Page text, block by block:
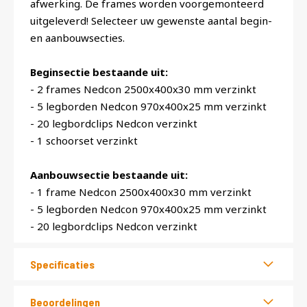
afwerking. De frames worden voorgemonteerd
uitgeleverd! Selecteer uw gewenste aantal begin-
en aanbouwsecties.
Beginsectie bestaande uit:
- 2 frames Nedcon 2500x400x30 mm verzinkt
- 5 legborden Nedcon 970x400x25 mm verzinkt
- 20 legbordclips Nedcon verzinkt
- 1 schoorset verzinkt
Aanbouwsectie bestaande uit:
- 1 frame Nedcon 2500x400x30 mm verzinkt
- 5 legborden Nedcon 970x400x25 mm verzinkt
- 20 legbordclips Nedcon verzinkt
Specificaties
Beoordelingen